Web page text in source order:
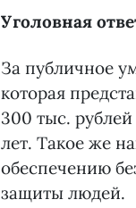
Уголовная
За публичное
которая
300 тыс.
лет. Такое же
обеспечению
защиты людей.